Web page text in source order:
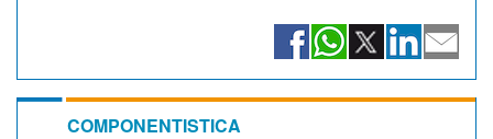
COMPONENTISTICA